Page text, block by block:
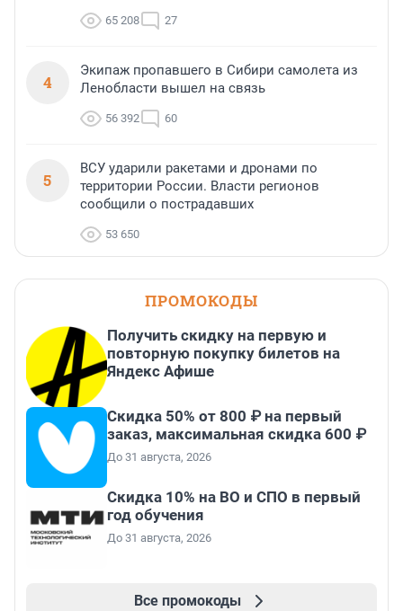
65 208 27
4
Экипаж пропавшего в Сибири самолета из
Ленобласти вышел на связь
56 392 60
5
ВСУ ударили ракетами и дронами по
территории России. Власти регионов
сообщили о пострадавших
53 650
ПРОМОКОДЫ
Получить скидку на первую и
повторную покупку билетов на
Яндекс Афише
Скидка 50% от 800 ₽ на первый
заказ, максимальная скидка 600 ₽
До 31 августа, 2026
Скидка 10% на ВО и СПО в первый
год обучения
До 31 августа, 2026
Все промокоды